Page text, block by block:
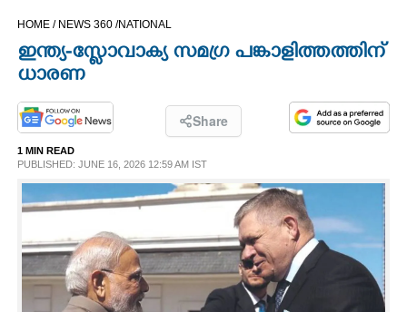
CINEMA
OPINION
PHOTOS
LIFESTYLE
SPIRITUAL
INFO+
HOME / NEWS 360 /NATIONAL
ഇന്ത്യ-സ്ളോവാക്യ സമഗ്ര പങ്കാളിത്തത്തിന്
ധാരണ
Share
1 MIN READ
PUBLISHED: JUNE 16, 2026 12:59 AM IST